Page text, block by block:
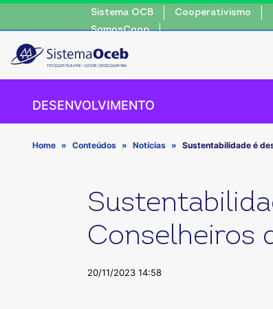
Sistema OCB
Cooperativismo
SomosCoop
DESENVOLVIMENTO
Home Conteúdos Notícias Sustentabilidade é
Conselheiros
20/11/2023 14:58